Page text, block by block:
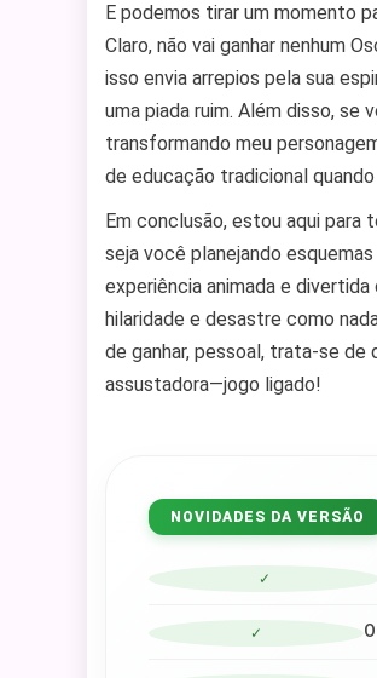
E podemos tirar um momento
Claro, não vai ganhar nenhum
isso envia arrepios pela sua
uma piada ruim. Além disso,
transformando meu
de educação tradicional
Em conclusão, estou aqui para
seja você planejando
experiência animada e
hilaridade e desastre como
de ganhar, pessoal, trata-se
assustadora—jogo ligado!
NOVIDADES DA VERSÃO
✓
✓